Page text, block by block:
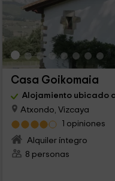
Casa Goikomaia
Alojamiento ubicado
Atxondo, Vizcaya
1 opiniones
Alquiler íntegro
8 personas